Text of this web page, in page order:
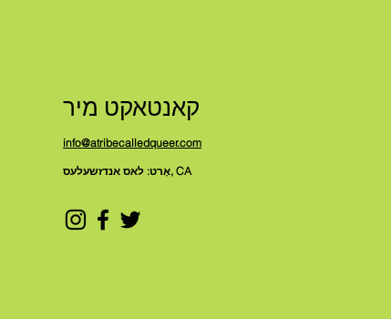
קאנטאקט מיר
info@atribecalledqueer.com
אָרט: לאס אנדזשעלעס, CA